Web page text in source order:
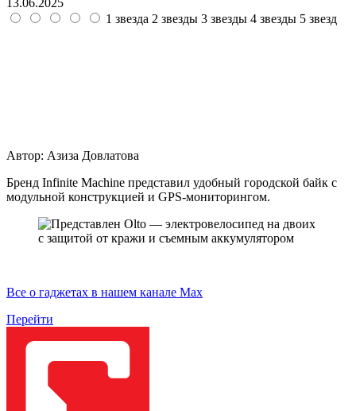
1 звезда 2 звезды 3 звезды 4 звезды 5 звезд
Автор: Азиза Довлатова
Бренд Infinite Machine представил удобный городской байк с
модульной конструкцией и GPS-мониторингом.
Все о гаджетах в нашем канале Max
Перейти